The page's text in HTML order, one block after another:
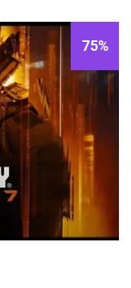
75%